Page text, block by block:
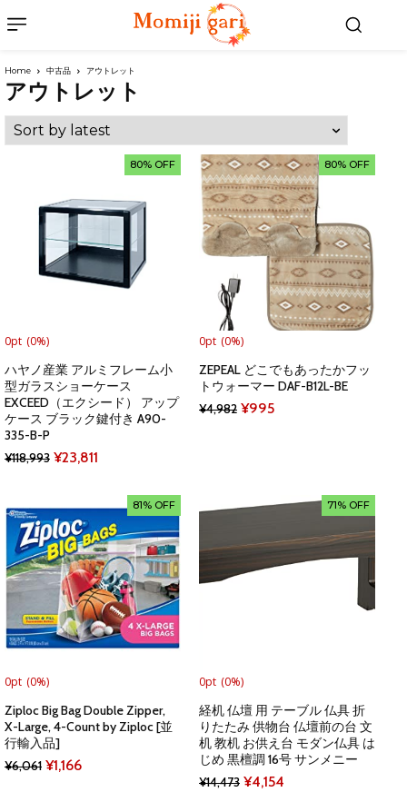
Home 中古品 アウトレット
アウトレット
80% OFF
0pt (0%)
ハヤノ産業 アルミフレーム小
型ガラスショーケース
EXCEED（エクシード） アップ
ケース ブラック鍵付き A90-
335-B-P
¥118,993 Original
was:
¥118,993.
¥23,811
is:
¥23,811.
80% OFF
0pt (0%)
ZEPEAL どこでもあったかフッ
トウォーマー DAF-B12L-BE
¥4,982 Original
¥995Current
81% OFF
0pt (0%)
Ziploc Big Bag Double Zipper,
X-Large, 4-Count by Ziploc [並
行輸入品]
¥6,061 Original
¥1,166Current
71% OFF
0pt (0%)
経机 仏壇 用 テーブル 仏具 折
りたたみ 供物台 仏壇前の台 文
机 教机 お供え台 モダン仏具 は
じめ 黒檀調 16号 サンメニー
¥14,473 Original
¥4,154